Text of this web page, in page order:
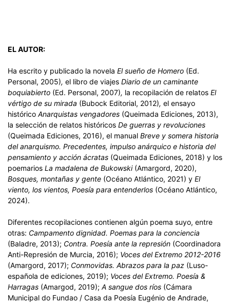
EL AUTOR:
Ha escrito y publicado la novela El sueño de Homero (Ed.
Personal, 2005), el libro de viajes Diario de un caminante
boquiabierto (Ed. Personal, 2007), la recopilación de relatos El
vértigo de su mirada (Bubock Editorial, 2012), el ensayo
histórico Anarquistas vengadores (Queimada Ediciones, 2013),
la selección de relatos históricos De guerras y revoluciones
(Queimada Ediciones, 2016), el manual Breve y somera historia
del anarquismo. Precedentes, impulso anárquico e historia del
pensamiento y acción ácratas (Queimada Ediciones, 2018) y los
poemarios La madalena de Bukowski(Amargord, 2020),
Bosques, montañas y gente (Océano Atlántico, 2021) y El
viento, los vientos, Poesía para entenderlos (Océano Atlántico,
2024).
Diferentes recopilaciones contienen algún poema suyo, entre
otras: Campamento dignidad. Poemas para la conciencia
(Baladre, 2013); Contra. Poesía ante la represión (Coordinadora
Anti-Represión de Murcia, 2016); Voces del Extremo 2012-2016
(Amargord, 2017); Conmovidas. Abrazos para la paz (Luso-
española de ediciones, 2019); Voces del Extremo. Poesía &
Harragas (Amargod, 2019); A sangue dos ríos (Cámara
Municipal do Fundao / Casa da Poesía Eugénio de Andrade,